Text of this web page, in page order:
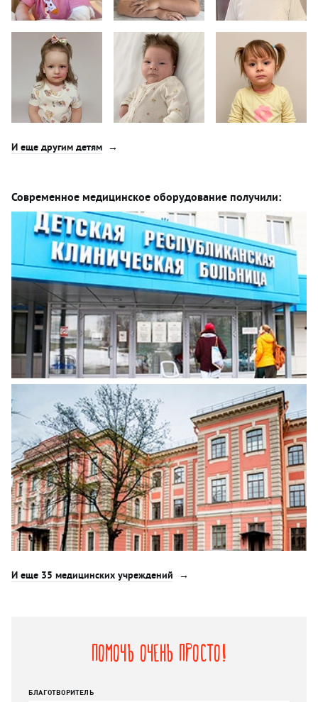
И еще другим детям
Современное медицинское оборудование получили:
И еще 35 медицинских учреждений
Помочь очень просто!
БЛАГОТВОРИТЕЛЬ